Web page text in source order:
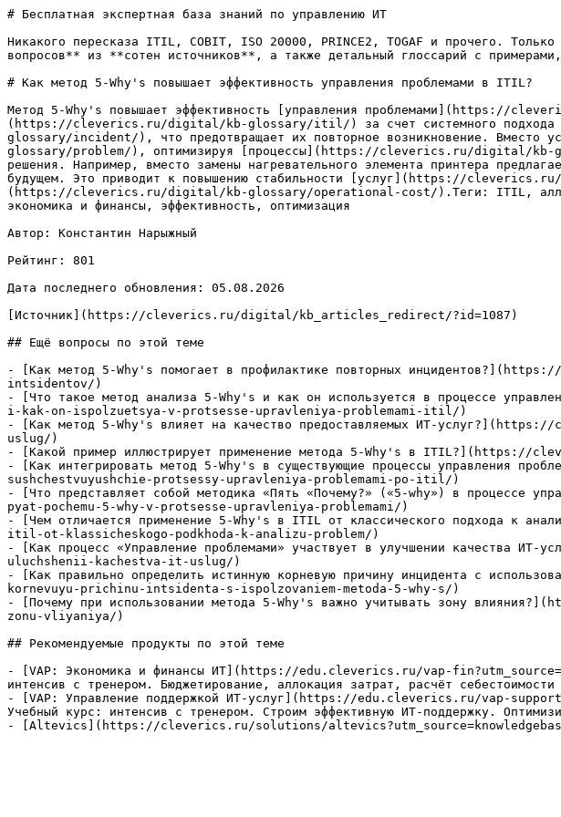
# Бесплатная экспертная база знаний по управлению ИТ
Никакого пересказа ITIL, COBIT, ISO 20000, PRINCE2, TOGAF и прочего.
вопросов** из **сотен источников**, а также детальный глоссарий с
# Как метод 5-Why's повышает эффективность управления проблемами в ITIL?
Метод 5-Why's повышает эффективность [управления проблемами](https://
(https://cleverics.ru/digital/kb-glossary/itil/) за счет системного подхода
glossary/incident/), что предотвращает их повторное возникновение.
glossary/problem/), оптимизируя [процессы](https://cleverics.ru/digital/
решения. Например, вместо замены нагревательного элемента принтера
будущем. Это приводит к повышению стабильности [услуг](https://
(https://cleverics.ru/digital/kb-glossary/operational-cost/).Теги: ITIL,
экономика и финансы, эффективность, оптимизация
Автор: Константин Нарыжный
Рейтинг: 801
Дата последнего обновления: 05.08.2026
[Источник](https://cleverics.ru/digital/kb_articles_redirect/?id=1087)
## Ещё вопросы по этой теме
- [Как метод 5-Why's помогает в профилактике повторных
intsidentov/)
- [Что такое метод анализа 5-Why's и как он используется в процессе
i-kak-on-ispolzuetsya-v-protsesse-upravleniya-problemami-itil/)
- [Как метод 5-Why's влияет на качество предоставляемых ИТ-
uslug/)
- [Какой пример иллюстрирует применение метода 5-Why's в
- [Как интегрировать метод 5-Why's в существующие процессы
sushchestvuyushchie-protsessy-upravleniya-problemami-po-itil/)
- [Что представляет собой методика «Пять «Почему?» («5-why») в
pyat-pochemu-5-why-v-protsesse-upravleniya-problemami/)
- [Чем отличается применение 5-Why's в ITIL от классического подхода
itil-ot-klassicheskogo-podkhoda-k-analizu-problem/)
- [Как процесс «Управление проблемами» участвует в улучшении
uluchshenii-kachestva-it-uslug/)
- [Как правильно определить истинную корневую причину инцидента с
kornevuyu-prichinu-intsidenta-s-ispolzovaniem-metoda-5-why-s/)
- [Почему при использовании метода 5-Why's важно учитывать зону
zonu-vliyaniya/)
## Рекомендуемые продукты по этой теме
- [VAP: Экономика и финансы ИТ](https://edu.cleverics.ru/vap-
интенсив с тренером. Бюджетирование, аллокация затрат, расчёт
- [VAP: Управление поддержкой ИТ-услуг](https://edu.cleverics.ru/vap-
Учебный курс: интенсив с тренером. Строим эффективную ИТ-поддержку.
- [Altevics](https://cleverics.ru/solutions/